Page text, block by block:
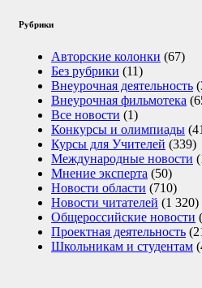
Рубрики
Авторские колонки (67)
Без рубрики (11)
Внеурочная деятельность
Внеурочная фильмотека
Все новости (1)
Конкурсы и олимпиады
Курсы для Учителей (339)
Международные новости
Мнение эксперта (50)
Новости области (710)
Новости читателей (1 320)
Общероссийские новости
Проектная деятельность
Школьникам и студентам